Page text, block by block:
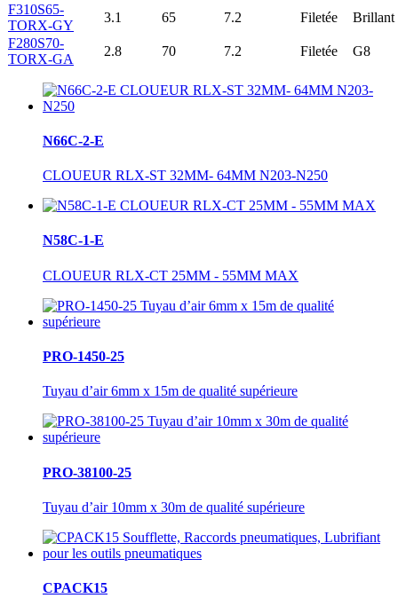
F310S65-
TORX-GY
3.1 65 7.2 Filetée
Brillant
F280S70-
TORX-GA
2.8 70 7.2 Filetée G8
N66C-2-E
CLOUEUR RLX-ST 32MM- 64MM N203-N250
N58C-1-E
CLOUEUR RLX-CT 25MM - 55MM MAX
PRO-1450-25
Tuyau d’air 6mm x 15m de qualité supérieure
PRO-38100-25
Tuyau d’air 10mm x 30m de qualité supérieure
CPACK15